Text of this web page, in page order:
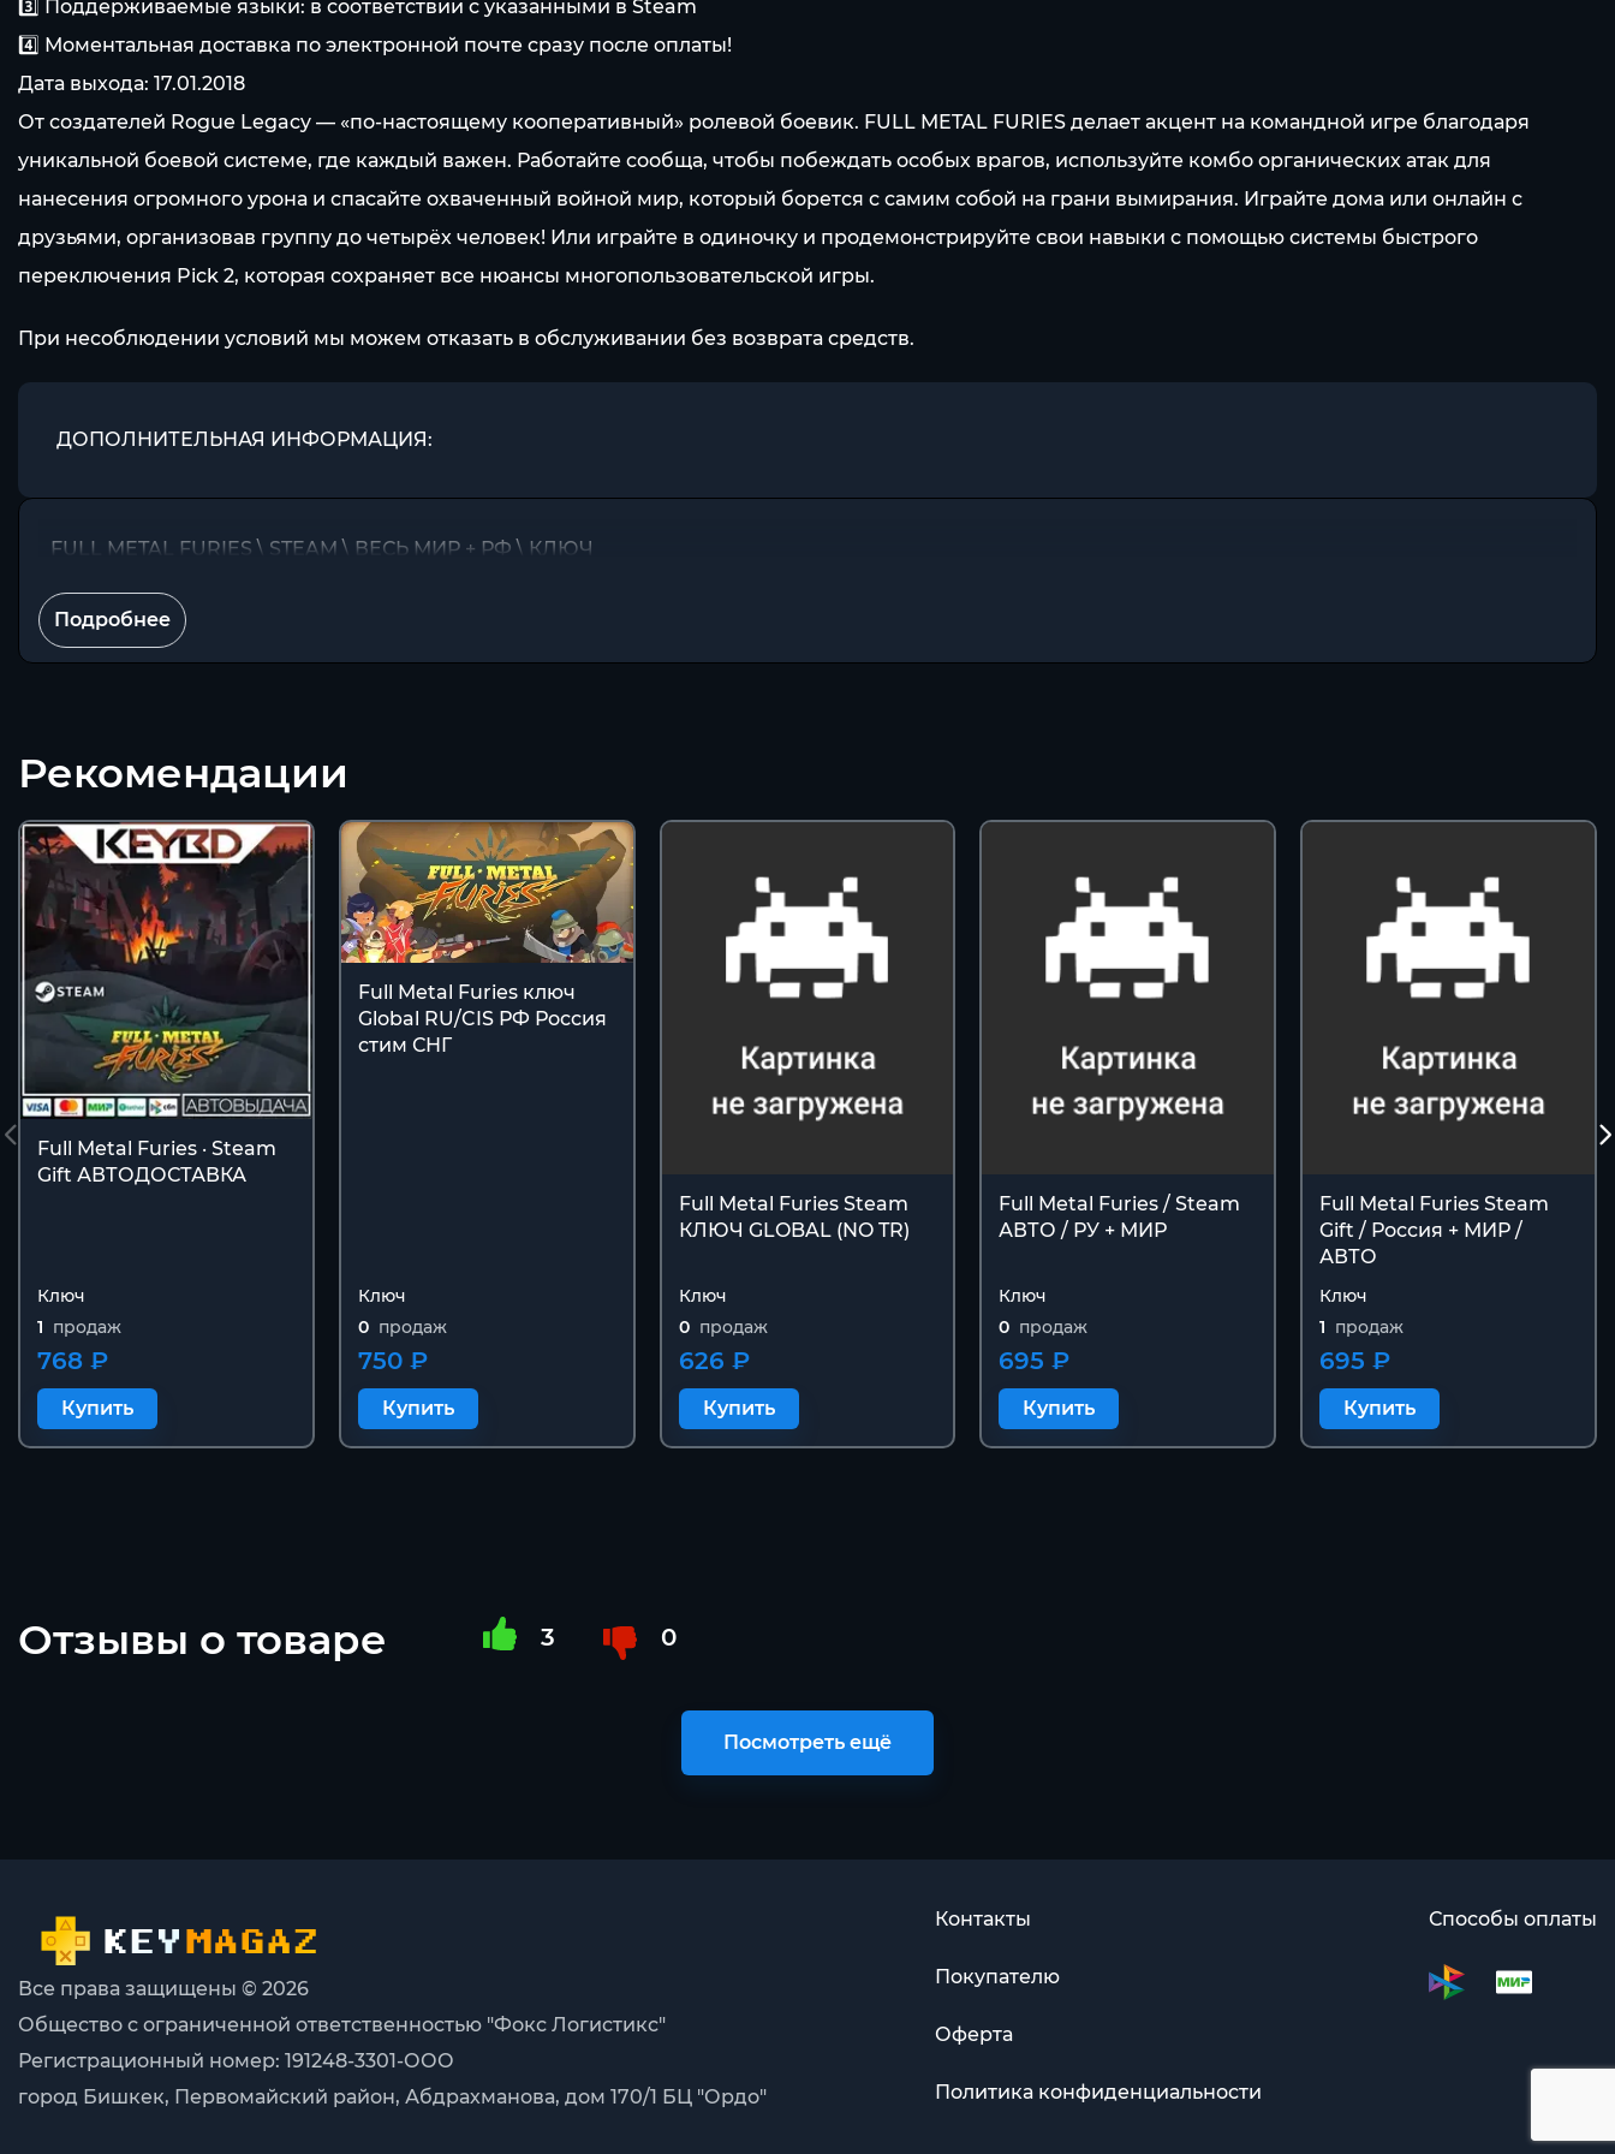
3️⃣ Поддерживаемые языки: в соответствии с указанными в Steam
4️⃣ Моментальная доставка по электронной почте сразу после оплаты!
Дата выхода: 17.01.2018
От создателей Rogue Legacy — «по-настоящему кооперативный» ролевой боевик. FULL METAL FURIES делает акцент на командной игре благодаря
уникальной боевой системе, где каждый важен. Работайте сообща, чтобы побеждать особых врагов, используйте комбо органических атак для
нанесения огромного урона и спасайте охваченный войной мир, который борется с самим собой на грани вымирания. Играйте дома или онлайн с
друзьями, организовав группу до четырёх человек! Или играйте в одиночку и продемонстрируйте свои навыки с помощью системы быстрого
переключения Pick 2, которая сохраняет все нюансы многопользовательской игры.
При несоблюдении условий мы можем отказать в обслуживании без возврата средств.
ДОПОЛНИТЕЛЬНАЯ ИНФОРМАЦИЯ:
FULL METAL FURIES \ STEAM \ ВЕСЬ МИР + РФ \ КЛЮЧ
Подробнее
Рекомендации
Full Metal Furies · Steam
Gift АВТОДОСТАВКА
Ключ
1 продаж
768 ₽
Купить
Full Metal Furies ключ
Global RU/CIS РФ Россия
стим СНГ
Ключ
0 продаж
750 ₽
Купить
Full Metal Furies Steam
КЛЮЧ GLOBAL (NO TR)
Ключ
0 продаж
626 ₽
Купить
Full Metal Furies / Steam
АВТО / РУ + МИР
Ключ
0 продаж
695 ₽
Купить
Full Metal Furies Steam
Gift / Россия + МИР /
АВТО
Ключ
1 продаж
695 ₽
Купить
Отзывы о товаре 3 0
Посмотреть ещё
Все права защищены © 2026
Общество с ограниченной ответственностью "Фокс Логистикс"
Регистрационный номер: 191248-3301-ООО
город Бишкек, Первомайский район, Абдрахманова, дом 170/1 БЦ "Ордо"
Контакты
Покупателю
Оферта
Политика конфиденциальности
Способы оплаты